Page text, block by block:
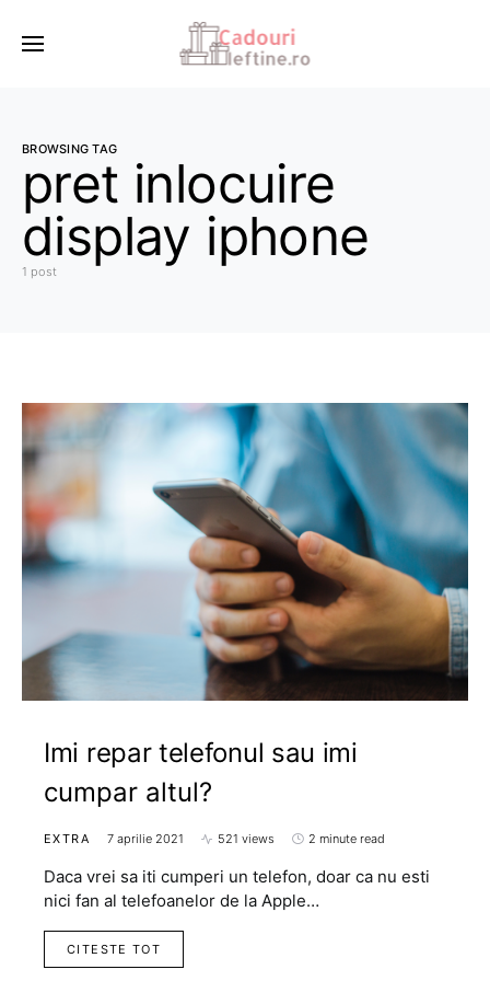
BROWSING TAG
pret inlocuire
display iphone
1 post
Imi repar telefonul sau imi
cumpar altul?
EXTRA 7 aprilie 2021 521 views 2 minute read
Daca vrei sa iti cumperi un telefon, doar ca nu esti
nici fan al telefoanelor de la Apple…
CITESTE TOT